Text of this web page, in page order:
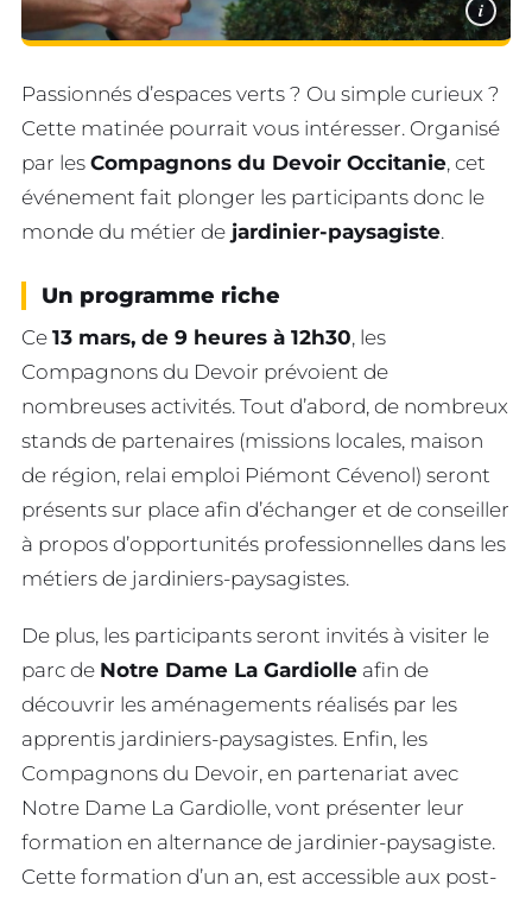
i
Passionnés d’espaces verts ? Ou simple curieux ?
Cette matinée pourrait vous intéresser. Organisé
par les Compagnons du Devoir Occitanie, cet
événement fait plonger les participants donc le
monde du métier de jardinier-paysagiste.
Un programme riche
Ce 13 mars, de 9 heures à 12h30, les
Compagnons du Devoir prévoient de
nombreuses activités. Tout d’abord, de nombreux
stands de partenaires (missions locales, maison
de région, relai emploi Piémont Cévenol) seront
présents sur place afin d’échanger et de conseiller
à propos d’opportunités professionnelles dans les
métiers de jardiniers-paysagistes.
De plus, les participants seront invités à visiter le
parc de Notre Dame La Gardiolle afin de
découvrir les aménagements réalisés par les
apprentis jardiniers-paysagistes. Enfin, les
Compagnons du Devoir, en partenariat avec
Notre Dame La Gardiolle, vont présenter leur
formation en alternance de jardinier-paysagiste.
Cette formation d’un an, est accessible aux post-